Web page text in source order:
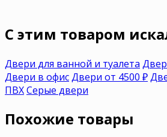
C этим товаром
Двери для ванной и туалета
Двери в офисДвери от 4500 ₽
ПВХСерые двери
Похожие товары